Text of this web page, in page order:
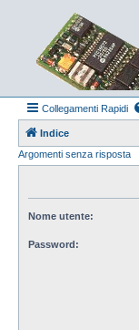
Collegamenti Rapidi
Indice
Argomenti senza risposta
Nome utente:
Password: